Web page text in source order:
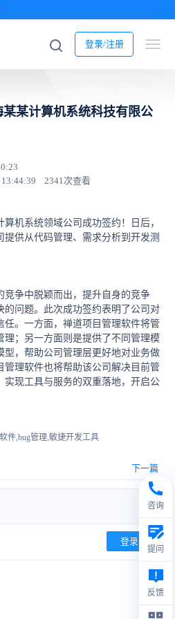
登录/注册
某计算机系统科技有限公
2341次查看
机系统领域公司成功签约！日后，
供从代码管理、需求分析到开发测
竞争中脱颖而出，提升自身的竞争
的问题。此次成功签约表明了公司对
任。一方面，禅道项目管理软件将管
理；另一方面则是提供了不同管理模
型，帮助公司管理层更好地对业务做
管理软件也将帮助该公司解决目前管
实现工具与服务的双重落地，开启公
件,bug管理,敏捷开发工具
下一篇
登录
咨询
提问
反馈